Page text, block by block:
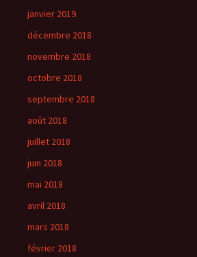
janvier 2019
décembre 2018
novembre 2018
octobre 2018
septembre 2018
août 2018
juillet 2018
juin 2018
mai 2018
avril 2018
mars 2018
février 2018